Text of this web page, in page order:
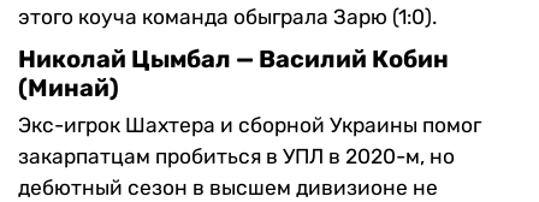
этого коуча команда обыграла Зарю (1:0).
Николай Цымбал — Василий Кобин
(Минай)
Экс-игрок Шахтера и сборной Украины помог
закарпатцам пробиться в УПЛ в 2020-м, но
дебютный сезон в высшем дивизионе не